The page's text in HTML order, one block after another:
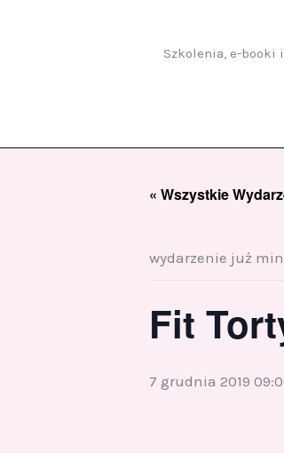
Szkolenia, e-booki
« Wszystkie
wydarzenie już
Fit
7 grudnia 2019